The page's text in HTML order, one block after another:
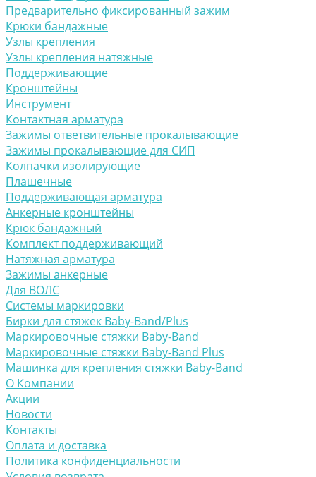
Предварительно фиксированный зажим
Крюки бандажные
Узлы крепления
Узлы крепления натяжные
Поддерживающие
Кронштейны
Инструмент
Контактная арматура
Зажимы ответвительные прокалывающие
Зажимы прокалывающие для СИП
Колпачки изолирующие
Плашечные
Поддерживающая арматура
Анкерные кронштейны
Крюк бандажный
Комплект поддерживающий
Натяжная арматура
Зажимы анкерные
Для ВОЛС
Системы маркировки
Бирки для стяжек Baby-Band/Plus
Маркировочные стяжки Baby-Band
Маркировочные стяжки Baby-Band Plus
Машинка для крепления стяжки Baby-Band
О Компании
Акции
Новости
Контакты
Оплата и доставка
Политика конфиденциальности